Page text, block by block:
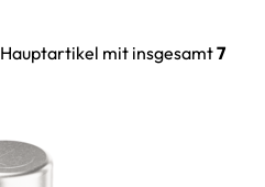
Hauptartikel mit insgesamt7